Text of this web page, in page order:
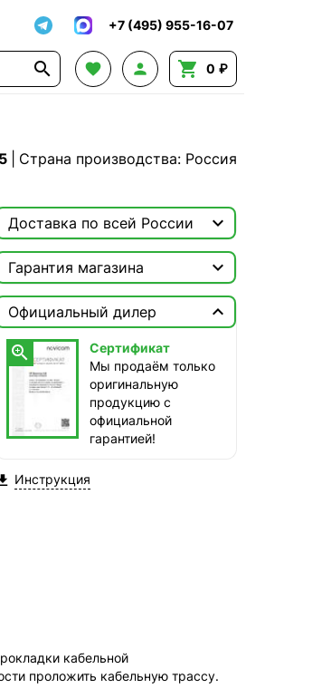
+7 (495) 955-16-07
    0 ₽
Страна производства: Россия
Доставка по всей России 

завтра, бесплатно
ТопРадар — Самовывоз
сегодня, бесплатно
наб. Бережковская, д. 20, стр. 19
СДЭК — Пункты выдачи
2-4 дня, от 385 ₽
2-4 дня, от 385 ₽
Гарантия магазина

Сертификат
Мы продаём только
оригинальную продукцию с
официальной гарантией!
Официальный дилер


Сертификат
Мы продаём только
оригинальную
продукцию с
официальной
гарантией!
Инструкция
кабельной
проложить кабельную трассу.